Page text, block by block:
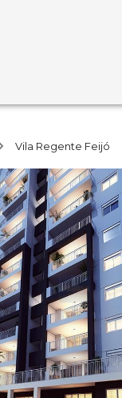
Vila Regente Feijó